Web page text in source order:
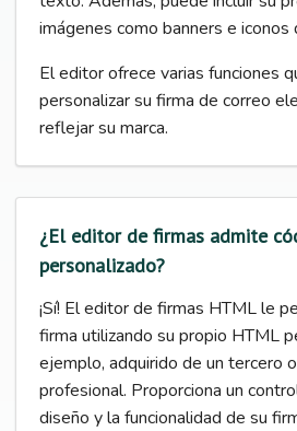
imágenes como banners e iconos
El editor ofrece varias funciones
personalizar su firma de correo
reflejar su marca.
¿El editor de firmas admite
personalizado?
¡Sí! El editor de firmas HTML le
firma utilizando su propio HTML
ejemplo, adquirido de un tercero
profesional. Proporciona un
diseño y la funcionalidad de su